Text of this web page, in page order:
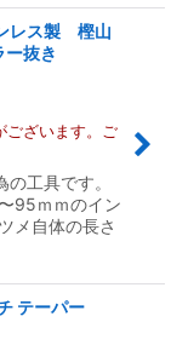
レス製 樫山
抜き
ざいます。ご
工具です。
95ｍｍのイン
メ自体の長さ
テーパー